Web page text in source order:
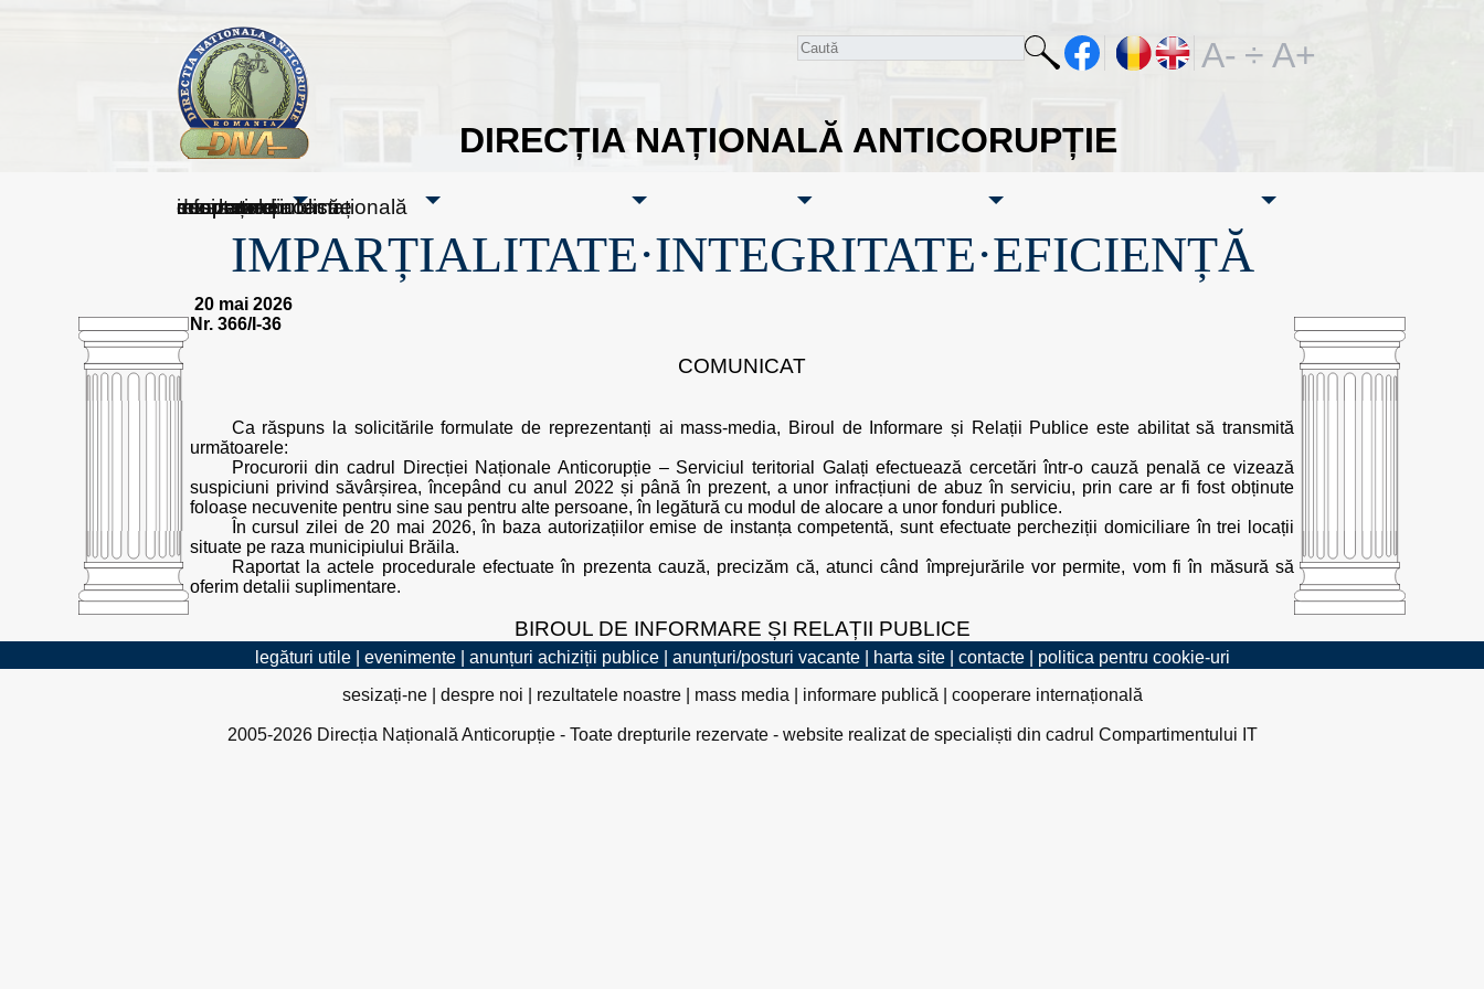
DIRECȚIA NAȚIONALĂ ANTICORUPȚIE
A- ÷ A+
sesizați-ne
despre noi
rezultatele noastre
mass media
informare publică
cooperare internațională
IMPARȚIALITATE·INTEGRITATE·EFICIENȚĂ
20 mai 2026
Nr. 366/I-36
COMUNICAT
Ca răspuns la solicitările formulate de reprezentanți ai mass-media, Biroul de Informare și Relații Publice este abilitat să transmită
următoarele:
Procurorii din cadrul Direcției Naționale Anticorupție – Serviciul teritorial Galați efectuează cercetări într-o cauză penală ce vizează
suspiciuni privind săvârșirea, începând cu anul 2022 și până în prezent, a unor infracțiuni de abuz în serviciu, prin care ar fi fost obținute
foloase necuvenite pentru sine sau pentru alte persoane, în legătură cu modul de alocare a unor fonduri publice.
În cursul zilei de 20 mai 2026, în baza autorizațiilor emise de instanța competentă, sunt efectuate percheziții domiciliare în trei locații
situate pe raza municipiului Brăila.
Raportat la actele procedurale efectuate în prezenta cauză, precizăm că, atunci când împrejurările vor permite, vom fi în măsură să
oferim detalii suplimentare.
BIROUL DE INFORMARE ȘI RELAȚII PUBLICE
legături utile| evenimente| anunțuri achiziții publice| anunțuri/posturi vacante| harta site| contacte| politica pentru cookie-uri
sesizați-ne| despre noi rezultatele noastre| mass media informare publică cooperare internațională
2005-2026 Direcția Națională Anticorupție - Toate drepturile rezervate - website realizat de specialiști din cadrul Compartimentului IT